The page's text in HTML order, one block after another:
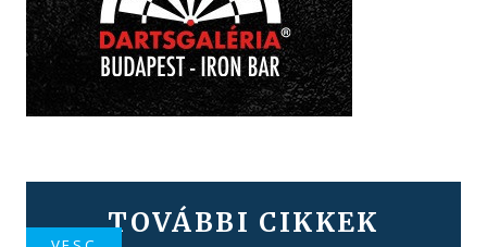
TOVÁBBI CIKKEK